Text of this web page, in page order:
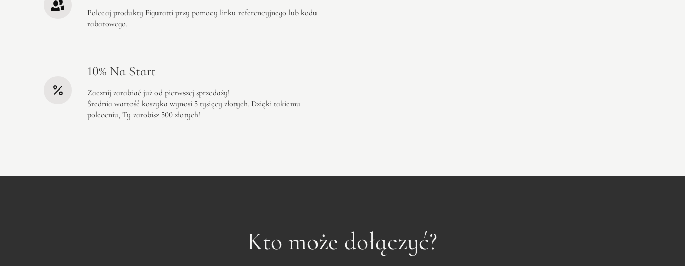
Polecaj produkty Figuratti przy pomocy linku referencyjnego lub kodu
rabatowego.
10% Na Start
Zacznij zarabiać już od pierwszej sprzedaży!
Średnia wartość koszyka wynosi 5 tysięcy złotych. Dzięki takiemu
poleceniu, Ty zarobisz 500 złotych!
Kto może dołączyć?